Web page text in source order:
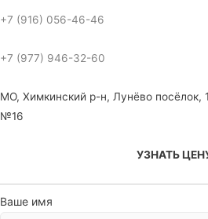
+7 (916) 056-46-46
+7 (977) 946-32-60
МО, Химкинский р-н, Лунёво посёлок,
№16
УЗНАТЬ
Ваше имя